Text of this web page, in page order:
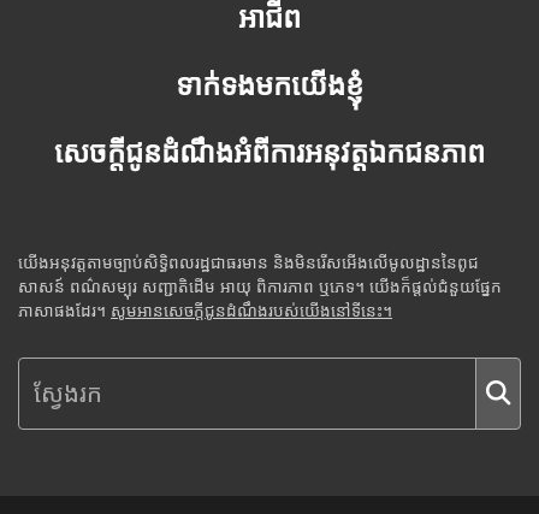
អាជីព
ទាក់ទងមកយើងខ្ញុំ
សេចក្តីជូនដំណឹងអំពីការអនុវត្តឯកជនភាព
យើងអនុវត្តតាមច្បាប់សិទ្ធិពលរដ្ឋជាធរមាន និងមិនរើសអើងលើមូលដ្ឋាននៃពូជ
សាសន៍ ពណ៌សម្បុរ សញ្ជាតិដើម អាយុ ពិការភាព ឬភេទ។ យើងក៏ផ្តល់ជំនួយផ្នែក
ភាសាផងដែរ។ សូមអានសេចក្តីជូនដំណឹងរបស់យើងនៅទីនេះ។